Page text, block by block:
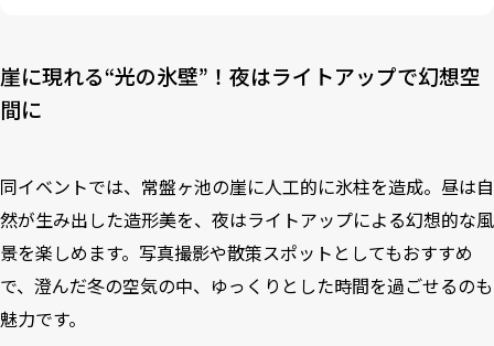
崖に現れる“光の氷壁”！夜はライトアップで幻想空
間に
同イベントでは、常盤ヶ池の崖に人工的に氷柱を造成。昼は自
然が生み出した造形美を、夜はライトアップによる幻想的な風
景を楽しめます。写真撮影や散策スポットとしてもおすすめ
で、澄んだ冬の空気の中、ゆっくりとした時間を過ごせるのも
魅力です。